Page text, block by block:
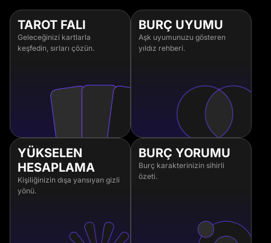
TAROT FALI
Geleceğinizi kartlarla
keşfedin, sırları çözün.
BURÇ UYUMU
Aşk uyumunuzu gösteren
yıldız rehberi.
YÜKSELEN
HESAPLAMA
Kişiliğinizin dışa yansıyan gizli
yönü.
BURÇ YORUMU
Burç karakterinizin sihirli
özeti.